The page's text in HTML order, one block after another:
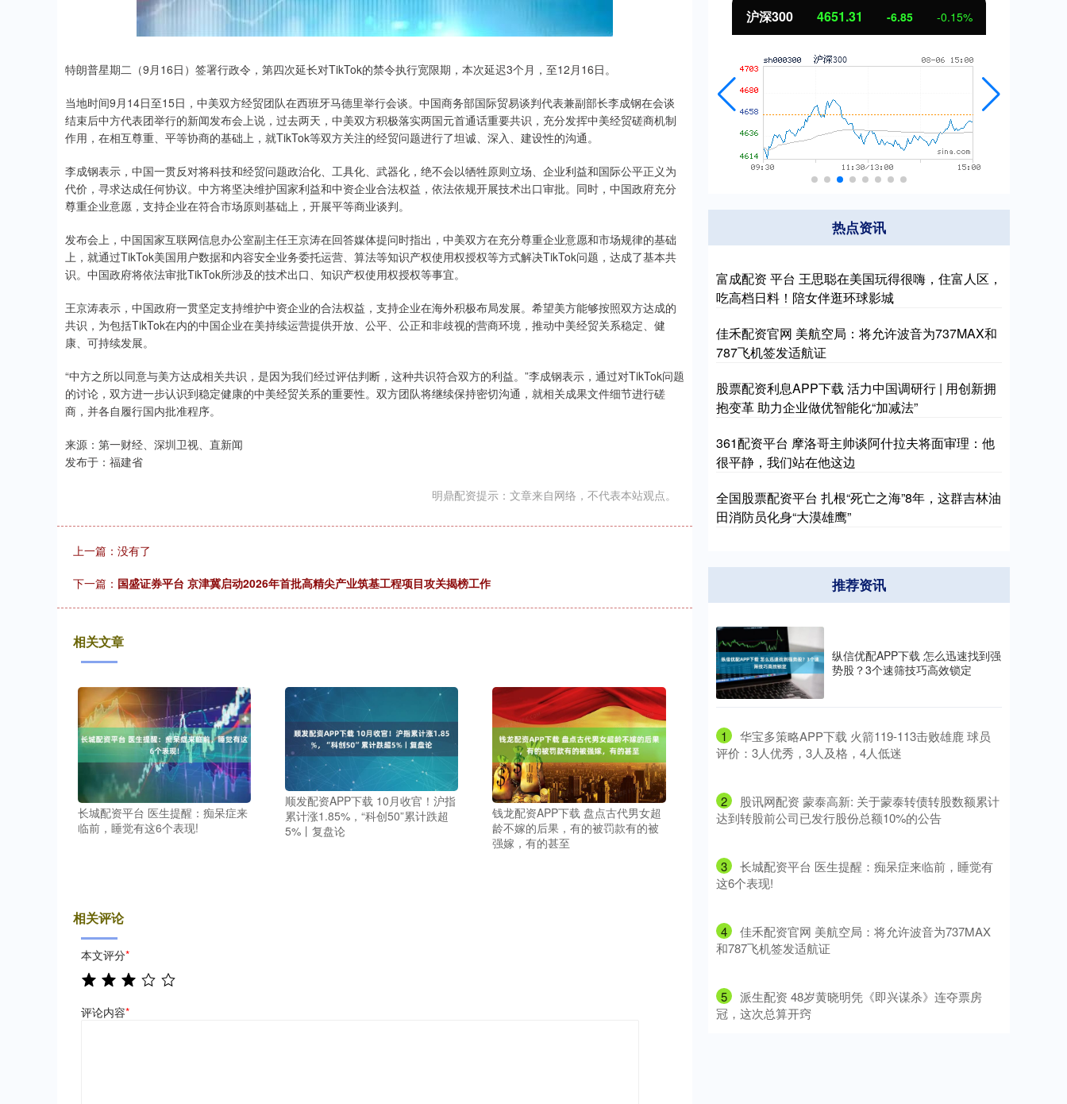
特朗普星期二（9月16日）签署行政令，第四次延长对TikTok的禁令执行宽限期，本次延迟3个月，至12月16日。
当地时间9月14日至15日，中美双方经贸团队在西班牙马德里举行会谈。中国商务部国际贸易谈判代表兼副部长李成钢在会谈
结束后中方代表团举行的新闻发布会上说，过去两天，中美双方积极落实两国元首通话重要共识，充分发挥中美经贸磋商机制
作用，在相互尊重、平等协商的基础上，就TikTok等双方关注的经贸问题进行了坦诚、深入、建设性的沟通。
李成钢表示，中国一贯反对将科技和经贸问题政治化、工具化、武器化，绝不会以牺牲原则立场、企业利益和国际公平正义为
代价，寻求达成任何协议。中方将坚决维护国家利益和中资企业合法权益，依法依规开展技术出口审批。同时，中国政府充分
尊重企业意愿，支持企业在符合市场原则基础上，开展平等商业谈判。
发布会上，中国国家互联网信息办公室副主任王京涛在回答媒体提问时指出，中美双方在充分尊重企业意愿和市场规律的基础
上，就通过TikTok美国用户数据和内容安全业务委托运营、算法等知识产权使用权授权等方式解决TikTok问题，达成了基本共
识。中国政府将依法审批TikTok所涉及的技术出口、知识产权使用权授权等事宜。
王京涛表示，中国政府一贯坚定支持维护中资企业的合法权益，支持企业在海外积极布局发展。希望美方能够按照双方达成的
共识，为包括TikTok在内的中国企业在美持续运营提供开放、公平、公正和非歧视的营商环境，推动中美经贸关系稳定、健
康、可持续发展。
“中方之所以同意与美方达成相关共识，是因为我们经过评估判断，这种共识符合双方的利益。”李成钢表示，通过对TikTok问题
的讨论，双方进一步认识到稳定健康的中美经贸关系的重要性。双方团队将继续保持密切沟通，就相关成果文件细节进行磋
商，并各自履行国内批准程序。
来源：第一财经、深圳卫视、直新闻
发布于：福建省
明鼎配资提示：文章来自网络，不代表本站观点。
上一篇：没有了
下一篇： 国盛证券平台 京津冀启动2026年首批高精尖产业筑基工程项目攻关揭榜工作
相关文章
长城配资平台 医生提醒：痴呆症来
临前，睡觉有这6个表现!
顺发配资APP下载 10月收官！沪指
累计涨1.85%，“科创50”累计跌超
5%丨复盘论
钱龙配资APP下载 盘点古代男女超
龄不嫁的后果，有的被罚款有的被
强嫁，有的甚至
相关评论
本文评分*
评论内容*
上证指数 3900.35 21.92 0.57% 深证成指 14110.12 沪深300 4651.31 -6.85 -0.15%
热点资讯
富成配资 平台 王思聪在美国玩得很嗨，住富人区，
吃高档日料！陪女伴逛环球影城
佳禾配资官网 美航空局：将允许波音为737MAX和
787飞机签发适航证
股票配资利息APP下载 活力中国调研行 | 用创新拥
抱变革 助力企业做优智能化“加减法”
361配资平台 摩洛哥主帅谈阿什拉夫将面审理：他
很平静，我们站在他这边
全国股票配资平台 扎根“死亡之海”8年，这群吉林油
田消防员化身“大漠雄鹰”
推荐资讯
纵信优配APP下载 怎么迅速找到强
势股？3个速筛技巧高效锁定
1
​华宝多策略APP下载 火箭119-113击败雄鹿 球员
评价：3人优秀，3人及格，4人低迷
2
​股讯网配资 蒙泰高新: 关于蒙泰转债转股数额累计
达到转股前公司已发行股份总额10%的公告
3
​长城配资平台 医生提醒：痴呆症来临前，睡觉有
这6个表现!
4
​佳禾配资官网 美航空局：将允许波音为737MAX
和787飞机签发适航证
5
​派生配资 48岁黄晓明凭《即兴谋杀》连夺票房
冠，这次总算开窍